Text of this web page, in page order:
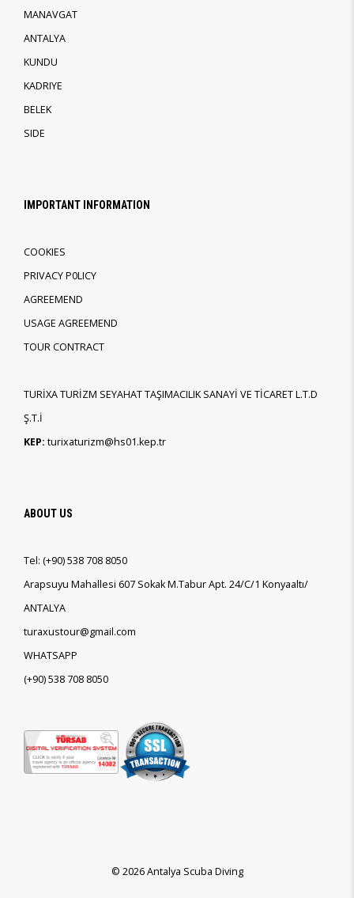
MANAVGAT
ANTALYA
KUNDU
KADRIYE
BELEK
SIDE
IMPORTANT INFORMATION
COOKIES
PRIVACY P0LICY
AGREEMEND
USAGE AGREEMEND
TOUR CONTRACT
TURİXA TURİZM SEYAHAT TAŞIMACILIK SANAYİ VE TİCARET L.T.D
Ş.T.İ
KEP: turixaturizm@hs01.kep.tr
ABOUT US
Tel: (+90)538 708 8050
Arapsuyu Mahallesi 607 Sokak M.Tabur Apt. 24/C/1 Konyaaltı/
ANTALYA
turaxustour@gmail.com
WHATSAPP
(+90)538 708 8050
© 2026 Antalya Scuba Diving